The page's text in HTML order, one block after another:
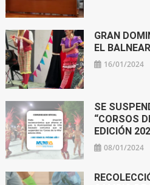
GRAN
EL
16/01/2024
SE
“CORSOS
EDICIÓN
08/01/2024